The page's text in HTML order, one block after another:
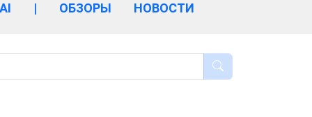
AI | ОБЗОРЫ НОВОСТИ